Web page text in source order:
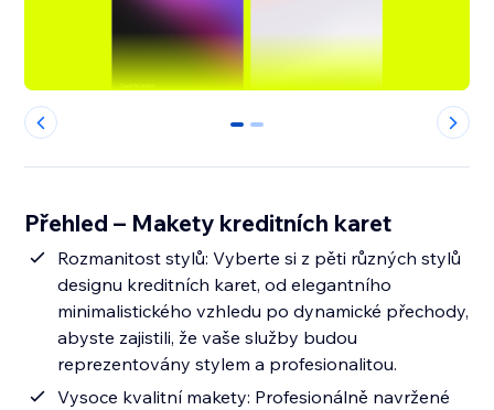
0 1
Přehled – Makety kreditních karet
Rozmanitost stylů: Vyberte si z pěti různých stylů
designu kreditních karet, od elegantního
minimalistického vzhledu po dynamické přechody,
abyste zajistili, že vaše služby budou
reprezentovány stylem a profesionalitou.
Vysoce kvalitní makety: Profesionálně navržené